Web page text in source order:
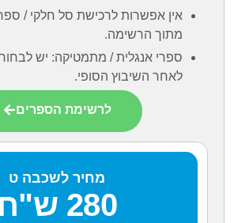
אין אפשרות לרכישת סל חלקי /
מתוך הרשימה.
ספרי אנגלית / מתמטיקה: יש
לאחר השיבוץ הסופי.
לרשימת הספרים
מחיר לשכבה ט
280 ש"ח